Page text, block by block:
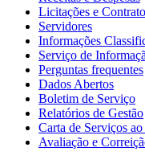
Licitações e
Servidores
Informações
Serviço de
Perguntas frequentes
Dados Abertos
Boletim de Serviço
Relatórios de Gestão
Carta de Serviços
Avaliação e